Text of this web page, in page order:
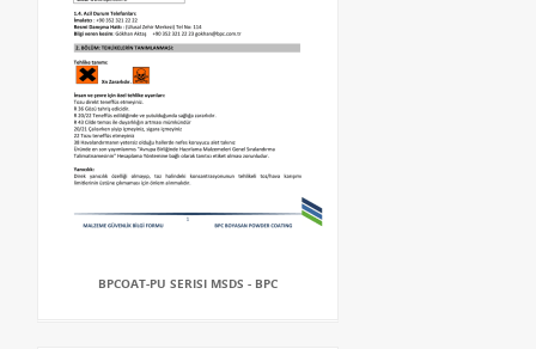
BPCOAT-PU SERISI MSDS - BPC